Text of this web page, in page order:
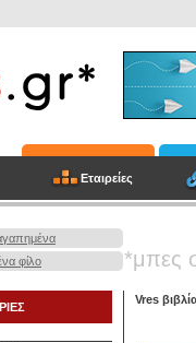
Εταιρείες
φίλο
*μπες
Vres